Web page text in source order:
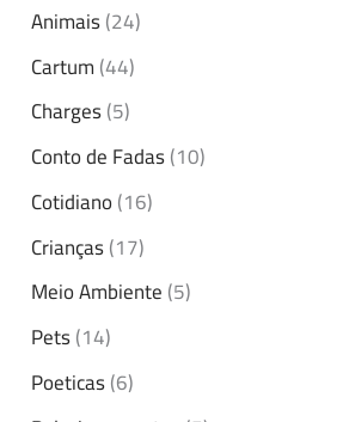
Animais(24)
Cartum(44)
Charges(5)
Conto de Fadas(10)
Cotidiano(16)
Crianças(17)
Meio Ambiente(5)
Pets(14)
Poeticas(6)